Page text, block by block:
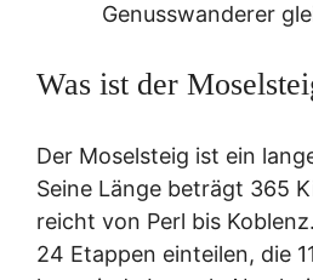
Genusswanderer
Was ist der
Der Moselsteig ist ein
Seine Länge beträgt 365
reicht von Perl bis
24 Etappen einteilen, die